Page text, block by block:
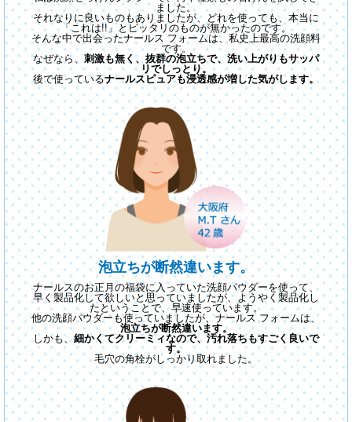
ました。
それなりに良いものもありましたが、どれを使っても、本当に
「これは!!」とピッタリのものが無かったのです。
そんな中で出会ったナールス フォームは、私史上最高の洗顔料
です。
なぜなら、刺激も無く、抜群の泡立ちで、洗い上がりもサッパ
リでしっとり。
後で使っているナールスピュアも浸透感が増した気がします。
泡立ちが断然違います。
ナールスのお正月の福袋に入っていた洗顔パウダーを使って、
早く製品化して欲しいと思っていましたが、ようやく製品化し
たということで、早速使っています。
他の洗顔パウダーも使っていましたが、ナールス フォームは、
泡立ちが断然違います。
しかも、細かくてクリーミィなので、汚れ落ちもすごく良いで
す。
毛穴の角栓がしっかり取れました。